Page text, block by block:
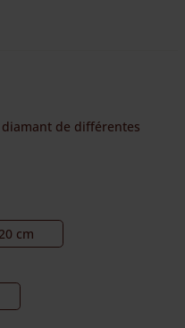
de différentes
cm